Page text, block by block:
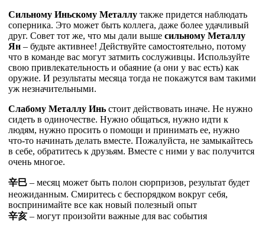
Сильному Иньскому Металлу также придется наблюдать
соперника. Это может быть коллега, даже более удачливый
друг. Совет тот же, что мы дали выше сильному Металлу
Ян – будьте активнее! Действуйте самостоятельно, потому
что в команде вас могут затмить сослуживцы. Используйте
свою привлекательность и обаяние (а они у вас есть) как
оружие. И результаты месяца тогда не покажутся вам такими
уж незначительными.
Слабому Металлу Инь стоит действовать иначе. Не нужно
сидеть в одиночестве. Нужно общаться, нужно идти к
людям, нужно просить о помощи и принимать ее, нужно
что-то начинать делать вместе. Пожалуйста, не замыкайтесь
в себе, обратитесь к друзьям. Вместе с ними у вас получится
очень многое.
辛巳 – месяц может быть полон сюрпризов, результат будет
неожиданным. Смиритесь с беспорядком вокруг себя,
воспринимайте все как новый полезный опыт
辛亥 – могут произойти важные для вас события